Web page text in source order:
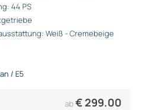
44 PS
Weiß - Cremebeige
/ E5
ab € 299.00